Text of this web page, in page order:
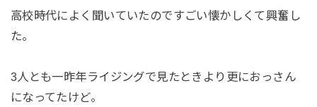
高校時代によく聞いていたのですごい懐かしくて興奮し
た。
3人とも一昨年ライジングで見たときより更におっさん
になってたけど。